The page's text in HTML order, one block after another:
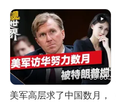
料能跑几十年
03:06
美军高层求了中国数月，